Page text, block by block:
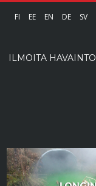
FI EE EN DE SV
ILMOITA HAVAINTO